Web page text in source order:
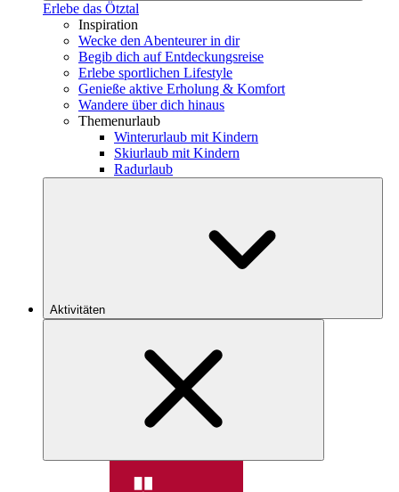
Erlebe das Ötztal
Inspiration
Wecke den Abenteurer in dir
Begib dich auf Entdeckungsreise
Erlebe sportlichen Lifestyle
Genieße aktive Erholung & Komfort
Wandere über dich hinaus
Themenurlaub
Winterurlaub mit Kindern
Skiurlaub mit Kindern
Radurlaub
Aktivitäten